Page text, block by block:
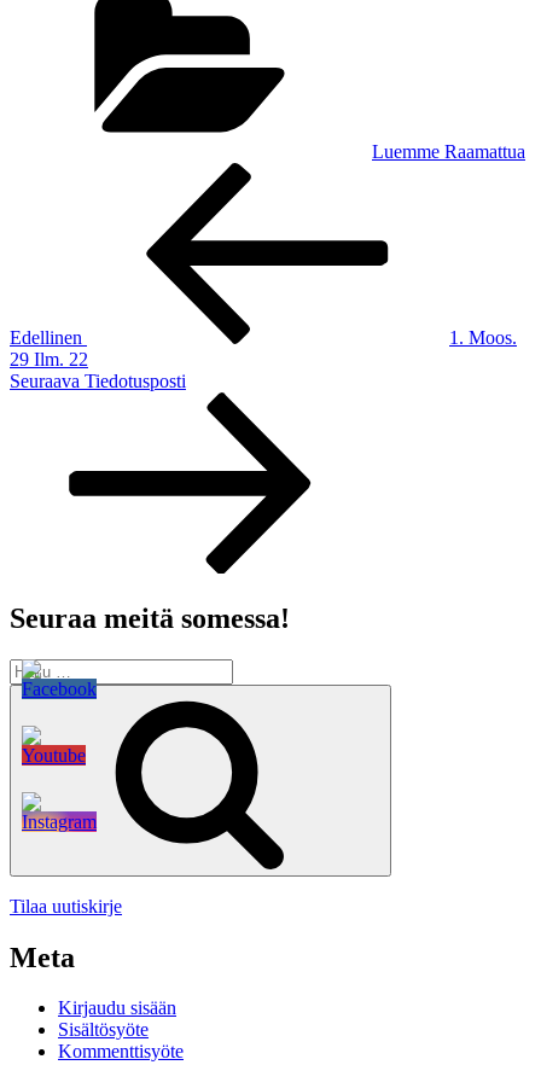
Luemme Raamattua
Edellinen
1. Moos.
29 Ilm. 22
Seuraava
Seuraava Tiedotusposti
Seuraa meitä somessa!
Etsi:
Tilaa uutiskirje
Meta
Kirjaudu sisään
Sisältösyöte
Kommenttisyöte